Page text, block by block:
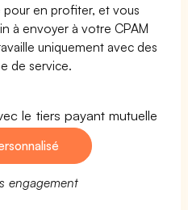
pour en profiter, et vous
à envoyer à votre CPAM
uniquement avec des
de service.
le tiers payant mutuelle
engagement